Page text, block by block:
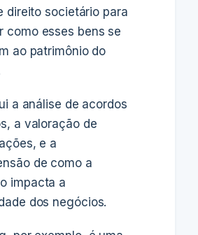
direito societário para
como esses bens se
ao patrimônio do
a análise de acordos
a valoração de
e a
de como a
impacta a
dos negócios.